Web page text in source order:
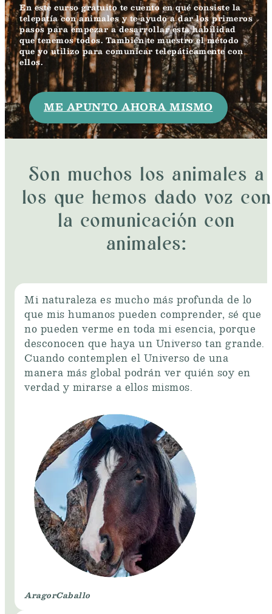
En este curso gratuito te cuentoen qué consiste la
telepatía con animales y te ayudo a dar los primeros
pasos para empezar a desarrollar esta habilidad
que tenemos todos. También te muestroel método
que yo utilizo para comunicar telepáticamente con
ellos.
ME APUNTO AHORA MISMO
Son muchos los animales a
los que hemos dado voz con
la comunicación con
animales:
Mi naturaleza es mucho más profunda de lo
que mis humanos pueden comprender, sé que
no pueden verme en toda mi esencia, porque
desconocen que haya un Universo tan grande.
Cuando contemplen el Universo de una
manera más global podrán ver quién soy en
verdad y mirarse a ellos mismos.
AragorCaballo